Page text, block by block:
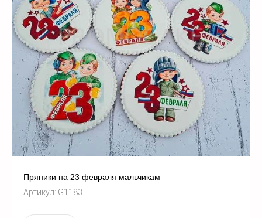
Пряники на 23 февраля мальчикам
Артикул: G1183